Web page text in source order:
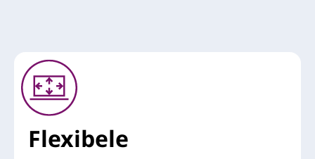
Flexibele